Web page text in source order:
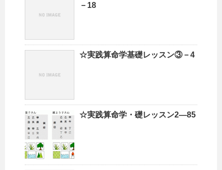
－18
☆実践算命学基礎レッスン③－4
☆実践算命学・礎レッスン2―85